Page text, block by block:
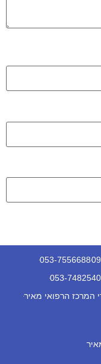
053-7556688
053-7482540
המרכז הרפואי מאיר